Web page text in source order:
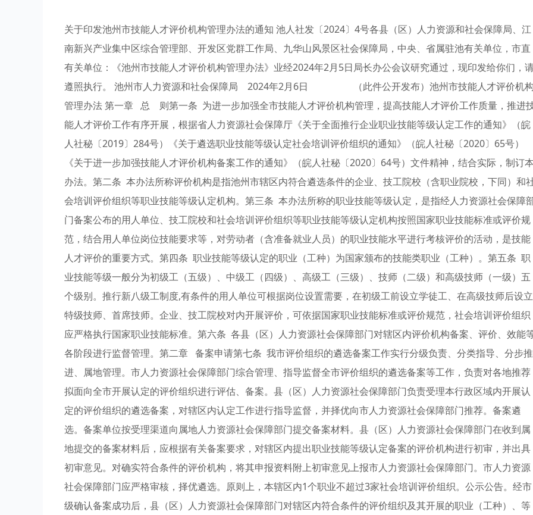
关于印发池州市技能人才评价机构管理办法的通知 池人社发〔2024〕4号各县（区）人力资源和社会保障局、江
南新兴产业集中区综合管理部、开发区党群工作局、九华山风景区社会保障局，中央、省属驻池有关单位，市直
有关单位：《池州市技能人才评价机构管理办法》业经2024年2月5日局长办公会议研究通过，现印发给你们，
遵照执行。 池州市人力资源和社会保障局 2024年2月6日 （此件公开发布）池州市技能人才评价机
管理办法 第一章 总 则第一条 为进一步加强全市技能人才评价机构管理，提高技能人才评价工作质量，推进
能人才评价工作有序开展，根据省人力资源社会保障厅《关于全面推行企业职业技能等级认定工作的通知》（皖
人社秘〔2019〕284号）《关于遴选职业技能等级认定社会培训评价组织的通知》（皖人社秘〔2020〕65号）
《关于进一步加强技能人才评价机构备案工作的通知》（皖人社秘〔2020〕64号）文件精神，结合实际，制订
办法。第二条 本办法所称评价机构是指池州市辖区内符合遴选条件的企业、技工院校（含职业院校，下同）和
会培训评价组织等职业技能等级认定机构。第三条 本办法所称的职业技能等级认定，是指经人力资源社会保障
门备案公布的用人单位、技工院校和社会培训评价组织等职业技能等级认定机构按照国家职业技能标准或评价规
范，结合用人单位岗位技能要求等，对劳动者（含准备就业人员）的职业技能水平进行考核评价的活动，是技能
人才评价的重要方式。第四条 职业技能等级认定的职业（工种）为国家颁布的技能类职业（工种）。第五条 职
业技能等级一般分为初级工（五级）、中级工（四级）、高级工（三级）、技师（二级）和高级技师（一级）五
个级别。推行新八级工制度,有条件的用人单位可根据岗位设置需要，在初级工前设立学徒工、在高级技师后设立
特级技师、首席技师。企业、技工院校对内开展评价，可依据国家职业技能标准或评价规范，社会培训评价组织
应严格执行国家职业技能标准。第六条 各县（区）人力资源社会保障部门对辖区内评价机构备案、评价、效能
各阶段进行监督管理。第二章 备案申请第七条 我市评价组织的遴选备案工作实行分级负责、分类指导、分步推
进、属地管理。市人力资源社会保障部门综合管理、指导监督全市评价组织的遴选备案等工作，负责对各地推荐
拟面向全市开展认定的评价组织进行评估、备案。县（区）人力资源社会保障部门负责受理本行政区域内开展认
定的评价组织的遴选备案，对辖区内认定工作进行指导监督，并择优向市人力资源社会保障部门推荐。备案遴
选。备案单位按受理渠道向属地人力资源社会保障部门提交备案材料。县（区）人力资源社会保障部门在收到属
地提交的备案材料后，应根据有关备案要求，对辖区内提出职业技能等级认定备案的评价机构进行初审，并出具
初审意见。对确实符合条件的评价机构，将其申报资料附上初审意见上报市人力资源社会保障部门。市人力资源
社会保障部门应严格审核，择优遴选。原则上，本辖区内1个职业不超过3家社会培训评价组织。公示公告。经市
级确认备案成功后，县（区）人力资源社会保障部门对辖区内符合条件的评价组织及其开展的职业（工种）、等